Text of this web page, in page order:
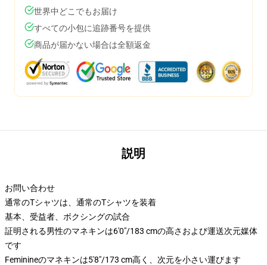
世界中どこでもお届け
すべての小包に追跡番号を提供
商品が届かない場合は全額返金
説明
お問い合わせ
通常のTシャツは、通常のTシャツを装着
基本、受益者、ボクシングの試合
証明される男性のマネキンは6'0"/183 cmの高さおよび運送次元媒体
です
Feminineのマネキンは5'8"/173 cm高く、次元を小さい運びます